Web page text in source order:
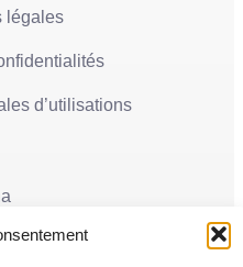
légales
d’utilisations
se tiendra le